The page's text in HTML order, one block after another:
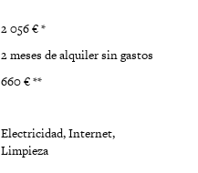
2 056 € *
2 meses de alquiler sin gastos
660 € **
Electricidad, Internet,
Limpieza